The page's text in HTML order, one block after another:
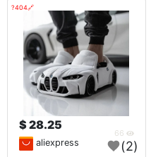
🔗404?
28.25 $
aliexpress (2)